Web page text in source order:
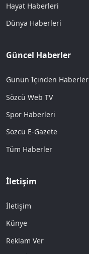
Hayat Haberleri
Dünya Haberleri
Güncel Haberler
Günün İçinden Haberler
Sözcü Web TV
Spor Haberleri
Sözcü E-Gazete
Tüm Haberler
İletişim
İletişim
Künye
Reklam Ver